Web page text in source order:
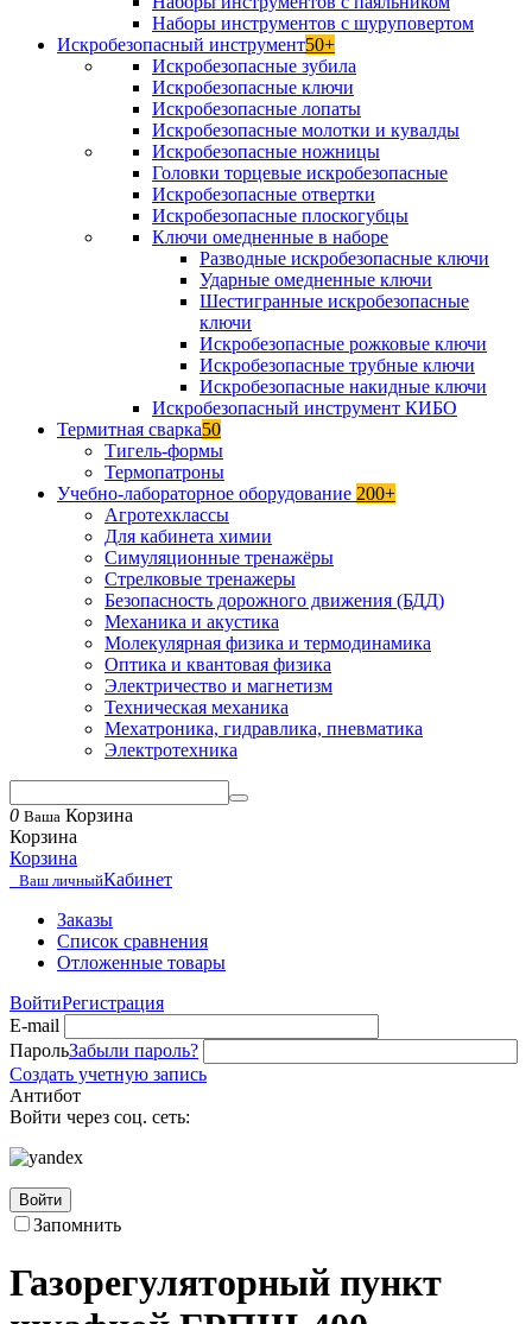
Наборы инструментов с шуруповертом
Искробезопасный инструмент50+
Искробезопасные зубила
Искробезопасные ключи
Искробезопасные лопаты
Искробезопасные молотки и кувалды
Искробезопасные ножницы
Головки торцевые искробезопасные
Искробезопасные отвертки
Искробезопасные плоскогубцы
Ключи омедненные в наборе
Разводные искробезопасные ключи
Ударные омедненные ключи
Шестигранные искробезопасные
ключи
Искробезопасные рожковые ключи
Искробезопасные трубные ключи
Искробезопасные накидные ключи
Искробезопасный инструмент КИБО
Термитная сварка50
Тигель-формы
Термопатроны
Учебно-лабораторное оборудование 200+
Агротехклассы
Для кабинета химии
Симуляционные тренажёры
Стрелковые тренажеры
Безопасность дорожного движения (БДД)
Механика и акустика
Молекулярная физика и термодинамика
Оптика и квантовая физика
Электричество и магнетизм
Техническая механика
Мехатроника, гидравлика, пневматика
Электротехника
0 Ваша Корзина
Корзина
Корзина
Ваш личныйКабинет
Заказы
Список сравнения
Отложенные товары
ВойтиРегистрация
E-mail
ПарольЗабыли пароль?
Создать учетную запись
Антибот
Войти через соц. сеть:
Войти
Запомнить
Газорегуляторный пункт